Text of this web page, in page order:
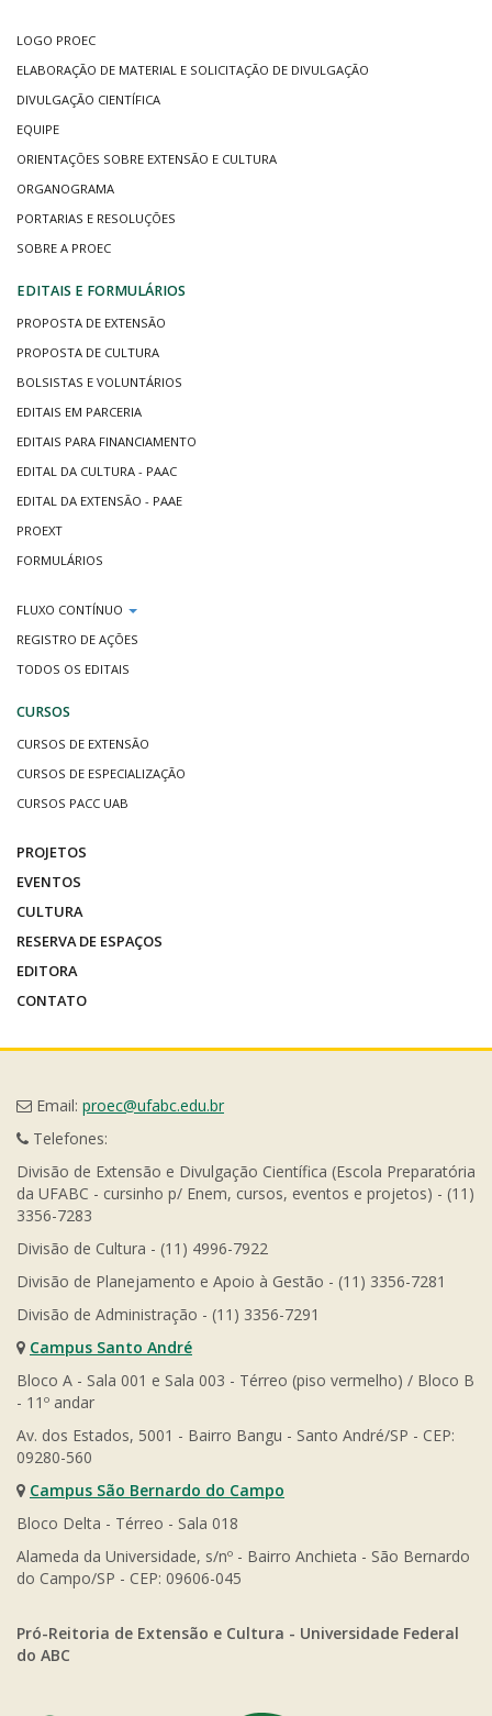
LOGO PROEC
ELABORAÇÃO DE MATERIAL E SOLICITAÇÃO DE DIVULGAÇÃO
DIVULGAÇÃO CIENTÍFICA
EQUIPE
ORIENTAÇÕES SOBRE EXTENSÃO E CULTURA
ORGANOGRAMA
PORTARIAS E RESOLUÇÕES
SOBRE A PROEC
EDITAIS E FORMULÁRIOS
PROPOSTA DE EXTENSÃO
PROPOSTA DE CULTURA
BOLSISTAS E VOLUNTÁRIOS
EDITAIS EM PARCERIA
EDITAIS PARA FINANCIAMENTO
EDITAL DA CULTURA - PAAC
EDITAL DA EXTENSÃO - PAAE
PROEXT
FORMULÁRIOS
FLUXO CONTÍNUO
REGISTRO DE AÇÕES
TODOS OS EDITAIS
CURSOS
CURSOS DE EXTENSÃO
CURSOS DE ESPECIALIZAÇÃO
CURSOS PACC UAB
PROJETOS
EVENTOS
CULTURA
RESERVA DE ESPAÇOS
EDITORA
CONTATO
Email: proec@ufabc.edu.br
Telefones:
Divisão de Extensão e Divulgação Científica (Escola Preparatória
da UFABC - cursinho p/ Enem, cursos, eventos e projetos) - (11)
3356-7283
Divisão de Cultura - (11) 4996-7922
Divisão de Planejamento e Apoio à Gestão - (11) 3356-7281
Divisão de Administração - (11) 3356-7291
Campus Santo André
Bloco A - Sala 001 e Sala 003 - Térreo (piso vermelho) / Bloco B
- 11º andar
Av. dos Estados, 5001 - Bairro Bangu - Santo André/SP - CEP:
09280-560
Campus São Bernardo do Campo
Bloco Delta - Térreo - Sala 018
Alameda da Universidade, s/nº - Bairro Anchieta - São Bernardo
do Campo/SP - CEP: 09606-045
Pró-Reitoria de Extensão e Cultura - Universidade Federal
do ABC